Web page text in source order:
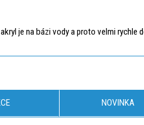
je na bázi vody a proto velmi rychle
NOVINKA